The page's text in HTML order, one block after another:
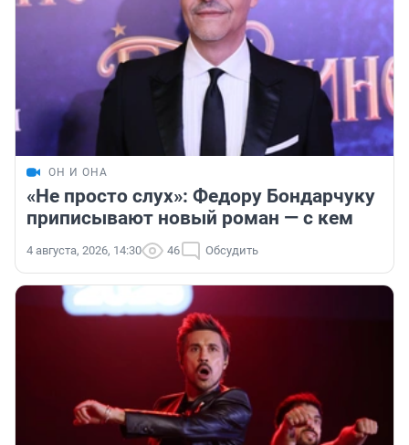
ОН И ОНА
«Не просто слух»: Федору Бондарчуку
приписывают новый роман — с кем
4 августа, 2026, 14:30 46 Обсудить